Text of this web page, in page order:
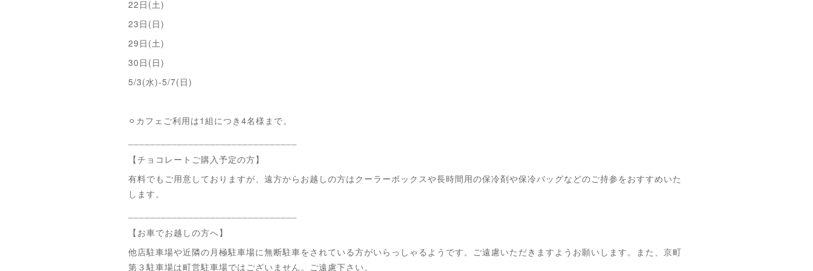
22日(土)
23日(日)
29日(土)
30日(日)
5/3(水)-5/7(日)
⚪︎カフェご利用は1組につき4名様まで。
【チョコレートご購入予定の方】
有料でもご用意しておりますが、遠方からお越しの方はクーラーボックスや長時間用の保冷剤や保冷バッグなどのご持参をおすすめいた
します。
【お車でお越しの方へ】
他店駐車場や近隣の月極駐車場に無断駐車をされている方がいらっしゃるようです。ご遠慮いただきますようお願いします。また、京町
第３駐車場は町営駐車場ではございません。ご遠慮下さい。